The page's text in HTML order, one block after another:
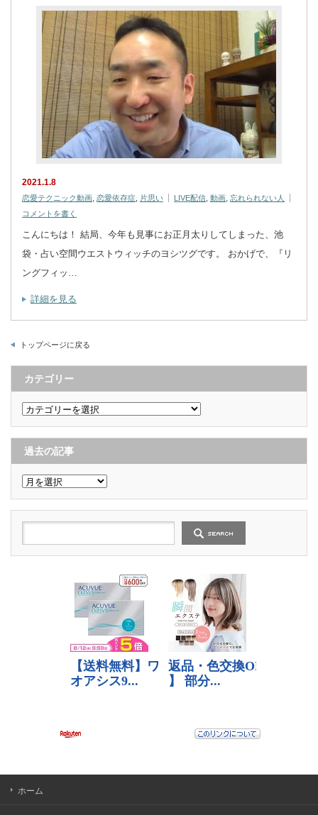
2021.1.8
恋愛テクニック動画 恋愛依存症 片思い LIVE配信 動画 忘れられない人
コメントを書く
こんにちは！ 結局、今年も見事にお正月太りしてしまった、池
袋・占い空間ウエストウィッチのヨシツグです。 おかげで、『リ
ングフィッ…
詳細を見る
トップページに戻る
カテゴリー
カ
テ
ゴ
リ
ー
過去の記事
過
去
の
記
事
ホーム